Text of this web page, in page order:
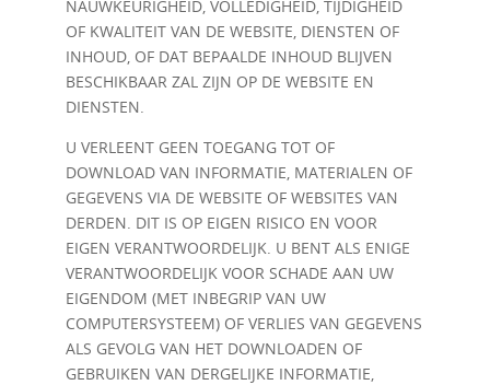
NAUWKEURIGHEID, VOLLEDIGHEID, TIJDIGHEID
OF KWALITEIT VAN DE WEBSITE, DIENSTEN OF
INHOUD, OF DAT BEPAALDE INHOUD BLIJVEN
BESCHIKBAAR ZAL ZIJN OP DE WEBSITE EN
DIENSTEN.
U VERLEENT GEEN TOEGANG TOT OF
DOWNLOAD VAN INFORMATIE, MATERIALEN OF
GEGEVENS VIA DE WEBSITE OF WEBSITES VAN
DERDEN. DIT IS OP EIGEN RISICO EN VOOR
EIGEN VERANTWOORDELIJK. U BENT ALS ENIGE
VERANTWOORDELIJK VOOR SCHADE AAN UW
EIGENDOM (MET INBEGRIP VAN UW
COMPUTERSYSTEEM) OF VERLIES VAN GEGEVENS
ALS GEVOLG VAN HET DOWNLOADEN OF
GEBRUIKEN VAN DERGELIJKE INFORMATIE,